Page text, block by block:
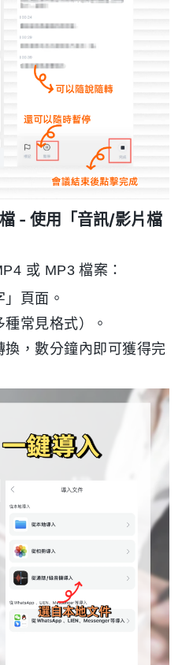
- 使用「音訊/影片檔
或 MP3 檔案：
頁面。
種常見格式）。
換，數分鐘內即可獲得完